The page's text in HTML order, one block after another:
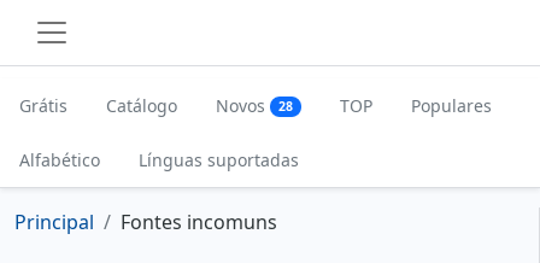
Grátis Catálogo Novos 28 TOP Populares
Alfabético Línguas suportadas
Principal Fontes incomuns